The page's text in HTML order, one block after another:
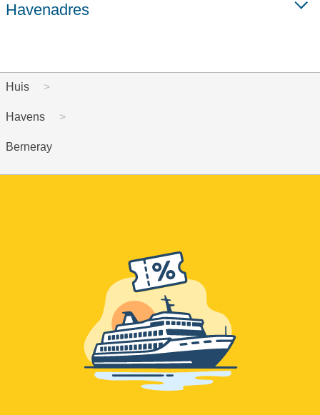
Havenadres
Huis
Havens
Berneray